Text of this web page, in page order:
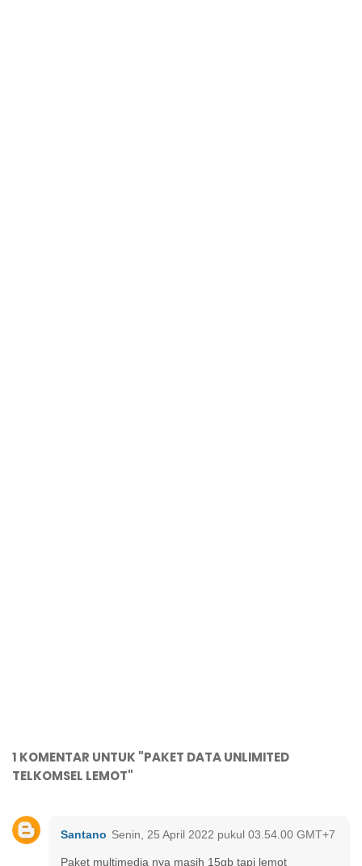
1 KOMENTAR UNTUK "PAKET DATA UNLIMITED
TELKOMSEL LEMOT"
Santano Senin, 25 April 2022 pukul 03.54.00 GMT+7
Paket multimedia nya masih 15gb tapi lemot